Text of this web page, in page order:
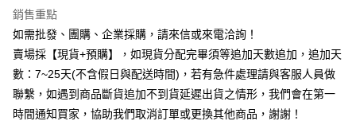
聯邦商業銀行
元大商業銀行
永豐商業銀行
台新國際商業銀行
中國信託商業銀行
台灣樂天信用卡公司
匯豐（台灣）商業銀行
聯邦商業銀行
遠東國際商業銀行
元大商業銀行
永豐商業銀行
玉山商業銀行
星展（台灣）商業銀行
台新國際商業銀行
台灣樂天信用卡公司
國泰世華商業銀行
臺灣中小企業銀行
匯豐（台灣）商業銀行
華泰商業銀行
聯邦商業銀行
遠東國際商業銀行
元大商業銀行
永豐商業銀行
玉山商業銀行
星展（台灣）商業銀行
台新國際商業銀行
中國信託商業銀行
Apple Pay
街口支付
悠遊付
全盈+PAY
銷售重點
如需批發、團購、企業採購，請來信或來電洽詢！
賣場採【現貨+預購】，如現貨分配完畢須等追加天數追加，追加天
數：7~25天(不含假日與配送時間)，若有急件處理請與客服人員做
聯繫，如遇到商品斷貨追加不到貨延遲出貨之情形，我們會在第一
時間通知買家，協助我們取消訂單或更換其他商品，謝謝！